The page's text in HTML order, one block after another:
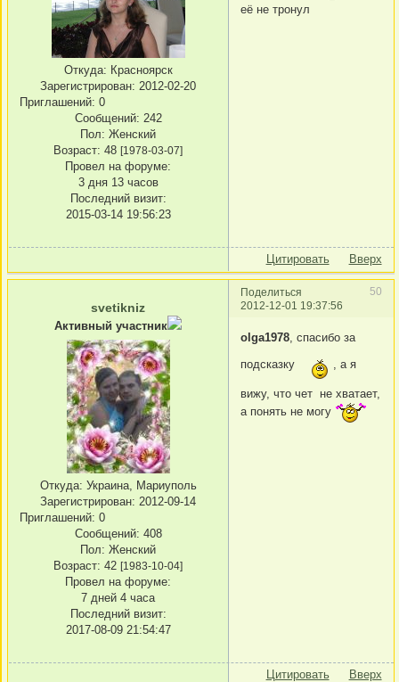
Откуда: Красноярск
Зарегистрирован: 2012-02-20
Приглашений: 0
Сообщений: 242
Пол: Женский
Возраст: 48 [1978-03-07]
Провел на форуме:
3 дня 13 часов
Последний визит:
2015-03-14 19:56:23
её не тронул
Цитировать Вверх
Поделиться
50
2012-12-01 19:37:56
svetikniz
Активный участник
Откуда: Украина, Мариуполь
Зарегистрирован: 2012-09-14
Приглашений: 0
Сообщений: 408
Пол: Женский
Возраст: 42 [1983-10-04]
Провел на форуме:
7 дней 4 часа
Последний визит:
2017-08-09 21:54:47
olga1978 , спасибо за
подсказку , а я
вижу, что чет не хватает,
а понять не могу
Цитировать Вверх